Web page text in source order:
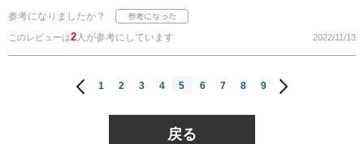
参考になりましたか？
このレビューは2人が参考にしています 2022/11/13
1 2 3 4 5 6 7 8 9
戻る